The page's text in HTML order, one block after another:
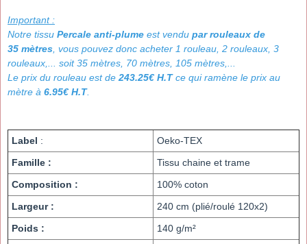
Important :
Notre tissu Percale anti-plume est vendu par rouleaux de
35 mètres , vous pouvez donc acheter 1 rouleau, 2 rouleaux, 3
rouleaux,... soit 35 mètres, 70 mètres, 105 mètres,...
Le prix du rouleau est de 243.25€ H.Tce qui ramène le prix au
mètre à 6.95€ H.T.
Label :
Oeko-TEX
Famille :
Tissu chaine et trame
Composition :
100% coton
Largeur :
240 cm (plié/roulé 120x2)
Poids :
140 g/m²